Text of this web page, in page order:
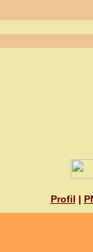
Profil |